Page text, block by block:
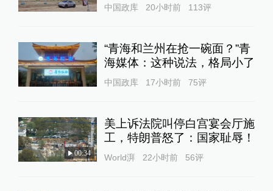
中国政库 20小时前 113评
“青海和兰州在抢一碗面？”青
海媒体：这种说法，格局小了
中国政库 17小时前 75评
00:34
美上诉法院叫停白宫宴会厅施
工，特朗普怒了：国家耻辱！
World湃 22小时前 56评